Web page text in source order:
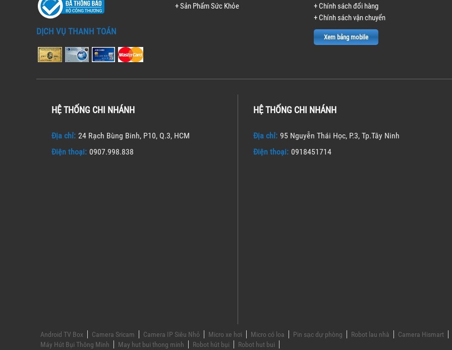
DỊCH VỤ THANH TOÁN
+ Sản Phẩm Sức Khỏe
+ Chính sách đổi hàng
+ Chính sách vận chuyển
Xem bảng mobile
HỆ THỐNG CHI NHÁNH
Địa chỉ: 24 Rạch Bùng Binh, P10, Q.3, HCM
Điện thoại: 0907.998.838
HỆ THỐNG CHI NHÁNH
Địa chỉ: 95 Nguyễn Thái Học, P.3, Tp.Tây Ninh
Điện thoại: 0918451714
Android TV Box Camera Sricam Camera IP Siêu Nhỏ Micro xe hơi Micro có loa Pin sạc dự phòng Robot lau nhà
Camera Hismart
Máy Hút Bụi Thông Minh
May hut bui thong minh Robot hút bụi Robot hut bui